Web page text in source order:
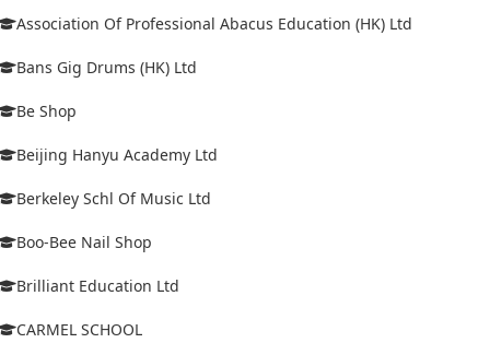
Association Of Professional Abacus Education (HK) Ltd
Bans Gig Drums (HK) Ltd
Be Shop
Beijing Hanyu Academy Ltd
Berkeley Schl Of Music Ltd
Boo-Bee Nail Shop
Brilliant Education Ltd
CARMEL SCHOOL